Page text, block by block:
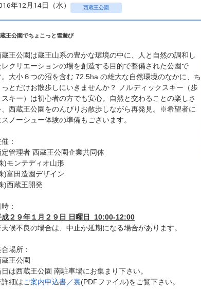
年12月14日（水） 西蔵王公園
王公園でちょこっと雪遊び
蔵王公園は蔵王山系の豊かな環境の中に、人と自然の調和し
レクリエーションの場を創造する目的で整備された公園で
。大小６つの沼を含む 72.5ha の雄大な自然環境のなかに、ち
っとだけお散歩しにいきませんか？ ノルディックスキー（歩
スキー）は初心者の方でも安心。自然と交わることの楽しさ
、西蔵王公園をのんびりお散歩しながら再発見。※希望者に
スノーシュー体験の準備もございます。
：
定管理者 西蔵王公園企業共同体
)モンテディオ山形
)富田造園デザイン
)西蔵王開発
：
成２９年１月２９日 日曜日 10:00-12:00
候不良の場合は、中止か延期になる場合があります。
場所：
蔵王公園
日は西蔵王公園 南駐車場にお集まり下さい。
細は ご案内申込書／裏(PDFファイル)をご覧下さい。